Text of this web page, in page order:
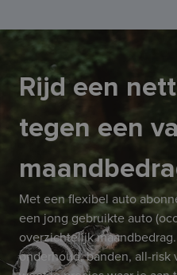
Rijd een
tegen een
Met een flexibel auto
een jong gebruikte auto
overzichtelijk
onderhoud, banden, all-risk